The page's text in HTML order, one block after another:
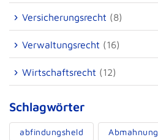
Versicherungsrecht (8)
Verwaltungsrecht (16)
Wirtschaftsrecht (12)
Schlagwörter
abfindungsheld Abmahnung